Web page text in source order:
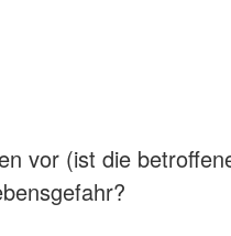
vor (ist die